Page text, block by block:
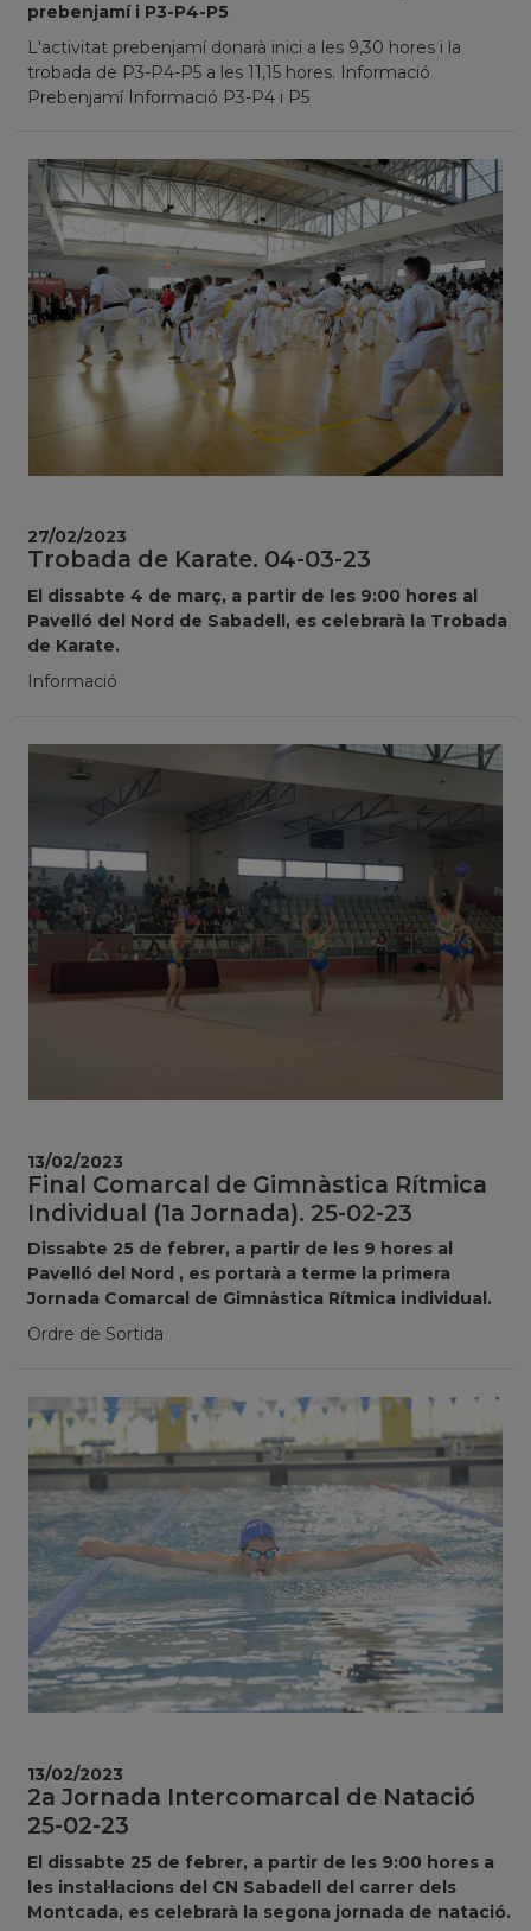
prebenjamí i P3-P4-P5
L'activitat prebenjamí donarà inici a les 9,30 hores i la
trobada de P3-P4-P5 a les 11,15 hores. Informació
Prebenjamí Informació P3-P4 i P5
Trobada de Karate. 04-03-23
El dissabte 4 de març, a partir de les 9:00 hores al
Pavelló del Nord de Sabadell, es celebrarà la Trobada
de Karate.
Informació
27/02/2023
Final Comarcal de Gimnàstica Rítmica
Individual (1a Jornada). 25-02-23
Dissabte 25 de febrer, a partir de les 9 hores al
Pavelló del Nord , es portarà a terme la primera
Jornada Comarcal de Gimnàstica Rítmica individual.
Ordre de Sortida
13/02/2023
2a Jornada Intercomarcal de Natació
25-02-23
El dissabte 25 de febrer, a partir de les 9:00 hores a
les instal·lacions del CN Sabadell del carrer dels
Montcada, es celebrarà la segona jornada de natació.
13/02/2023